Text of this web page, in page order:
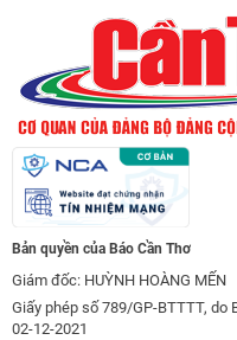
Bản quyền của Báo Cần Thơ
Giám đốc: HUỲNH HOÀNG MẾN
Giấy phép số 789/GP-BTTTT, do
02-12-2021